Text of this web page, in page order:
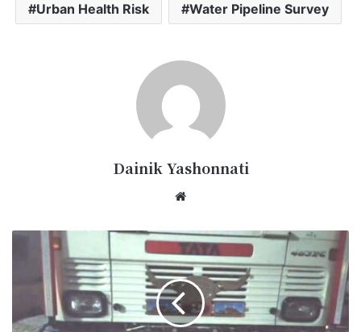
Urban Health Risk Water Pipeline Survey
Dainik Yashonnati
कंडीपार
रात